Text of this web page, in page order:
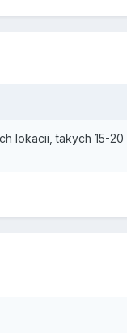
lokacii, takych 15-20